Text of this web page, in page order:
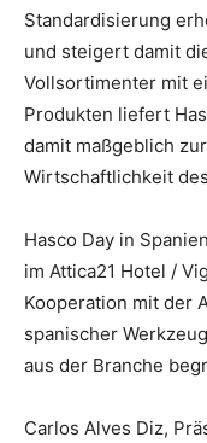
Standardisierung
und steigert damit
Vollsortimenter mit
Produkten liefert
damit maßgeblich
Wirtschaftlichkeit
Hasco Day in
im Attica21 Hotel /
Kooperation mit der
spanischer
aus der Branche
Carlos Alves Diz,